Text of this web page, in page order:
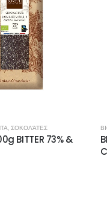
,ΣΟΚΟΛΆΤΕΣ
DARK 73% WITH